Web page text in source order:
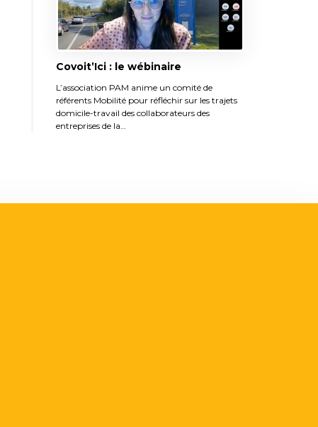
Covoit’Ici : le wébinaire
L’association PAM anime un comité de
référents Mobilité pour réfléchir sur les trajets
domicile-travail des collaborateurs des
entreprises de la…